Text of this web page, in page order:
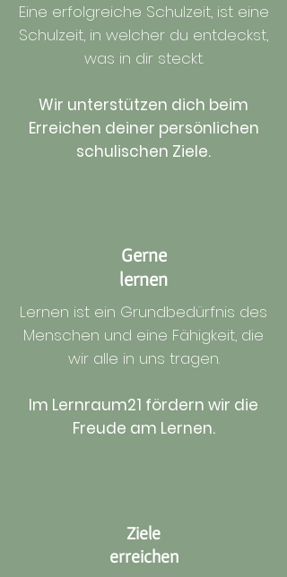
Eine erfolgreiche Schulzeit, ist eine
Schulzeit, in welcher du entdeckst,
was in dir steckt.
Wir unterstützen dich beim
Erreichen deiner persönlichen
schulischen Ziele.
Gerne
lernen
Lernen ist ein Grundbedürfnis des
Menschen und eine Fähigkeit, die
wir alle in uns tragen.
Im Lernraum21 fördern wir die
Freude am Lernen.
Ziele
erreichen